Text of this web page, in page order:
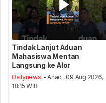
Tindak Lanjut Aduan
Mahasiswa Mentan
Langsung ke Alor
Dailynews - Ahad , 09 Aug 2026,
18:15 WIB